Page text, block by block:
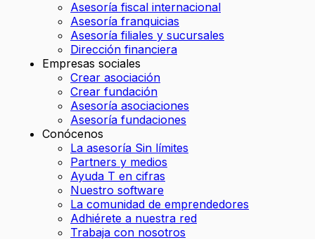
Asesoría fiscal internacional
Asesoría franquicias
Asesoría filiales y sucursales
Dirección financiera
Empresas sociales
Crear asociación
Crear fundación
Asesoría asociaciones
Asesoría fundaciones
Conócenos
La asesoría Sin límites
Partners y medios
Ayuda T en cifras
Nuestro software
La comunidad de emprendedores
Adhiérete a nuestra red
Trabaja con nosotros